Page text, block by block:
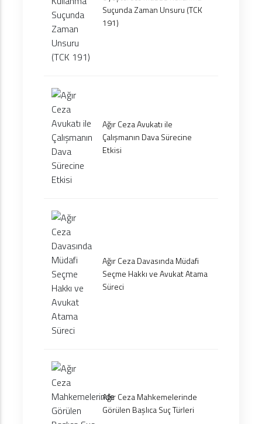
Suçunda Zaman Unsuru (TCK
191)
Ağır Ceza Avukatı ile
Çalışmanın Dava Sürecine
Etkisi
Ağır Ceza Davasında Müdafi
Seçme Hakkı ve Avukat Atama
Süreci
Ağır Ceza Mahkemelerinde
Görülen Başlıca Suç Türleri